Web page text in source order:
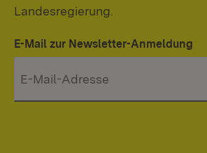
Landesregierung.
E-Mail zur Newsletter-Anmeldung